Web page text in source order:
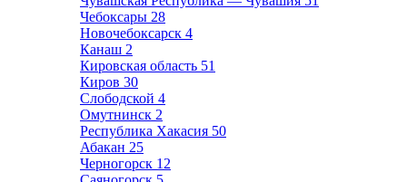
Чебоксары 28
Новочебоксарск 4
Канаш 2
Кировская область 51
Киров 30
Слободской 4
Омутнинск 2
Республика Хакасия 50
Абакан 25
Черногорск 12